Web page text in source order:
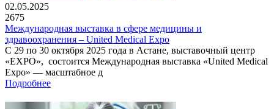
02.05.2025
2675
Международная выставка в сфере медицины и
здравоохранения – United Medical Expo
С 29 по 30 октября 2025 года в Астане, выставочный центр
«EXPO», состоится Международная выставка «United Medical
Expo» — масштабное д
Подробнее